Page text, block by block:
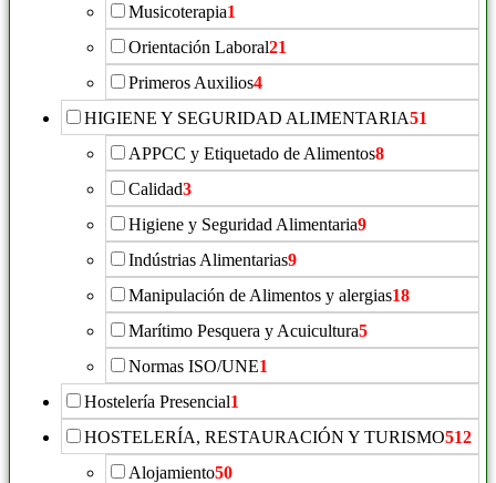
Musicoterapia1
Orientación Laboral21
Primeros Auxilios4
HIGIENE Y SEGURIDAD ALIMENTARIA51
APPCC y Etiquetado de Alimentos8
Calidad3
Higiene y Seguridad Alimentaria9
Indústrias Alimentarias9
Manipulación de Alimentos y alergias18
Marítimo Pesquera y Acuicultura5
Normas ISO/UNE1
Hostelería Presencial1
HOSTELERÍA, RESTAURACIÓN Y TURISMO512
Alojamiento50